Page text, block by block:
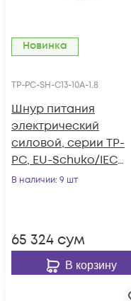
Новинка
TP-PC-SH-С13-10A-1.8
Шнур питания
электрический
силовой, серии TP-
PC, EU-Schuko/IEC
60320 С13 прямой,
В наличии: 9 шт
65 324 сум
В корзину